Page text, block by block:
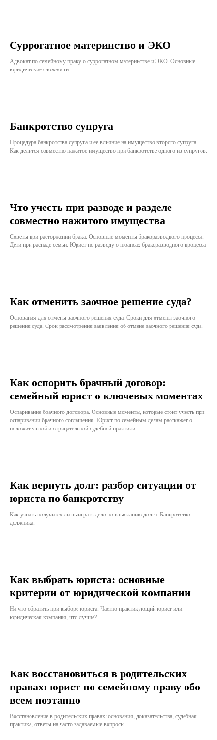
Суррогатное материнство и ЭКО
Адвокат по семейному праву о суррогатном материнстве и ЭКО. Основные
юридические сложности.
Банкротство супруга
Процедура банкротства супруга и ее влияние на имущество второго супруга.
Как делится совместно нажитое имущество при банкротстве одного из супругов.
Что учесть при разводе и разделе
совместно нажитого имущества
Советы при расторжении брака. Основные моменты бракоразводного процесса.
Дети при распаде семьи. Юрист по разводу о нюансах бракоразводного процесса
Как отменить заочное решение суда?
Основания для отмены заочного решения суда. Сроки для отмены заочного
решения суда. Срок рассмотрения заявления об отмене заочного решения суда.
Как оспорить брачный договор:
семейный юрист о ключевых моментах
Оспаривание брачного договора. Основные моменты, которые стоит учесть при
оспаривании брачного соглашения. Юрист по семейным делам расскажет о
положительной и отрицательной судебной практики
Как вернуть долг: разбор ситуации от
юриста по банкротству
Как узнать получится ли выиграть дело по взысканию долга. Банкротство
должника.
Как выбрать юриста: основные
критерии от юридической компании
На что обратить при выборе юриста. Частно практикующий юрист или
юридическая компания, что лучше?
Как восстановиться в родительских
правах: юрист по семейному праву обо
всем поэтапно
Восстановление в родительских правах: основания, доказательства, судебная
практика, ответы на часто задаваемые вопросы